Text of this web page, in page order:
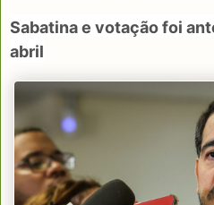
Sabatina e votação foi
abril